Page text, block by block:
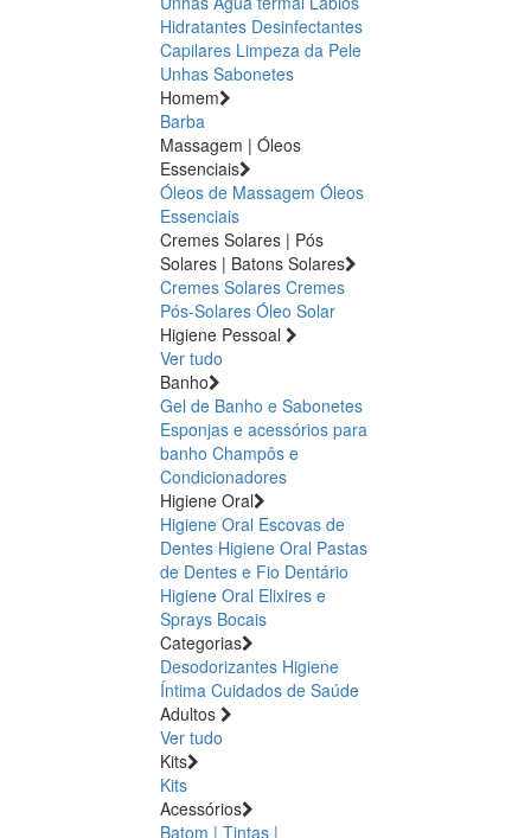
Hidratantes Desinfectantes
Capilares Limpeza da Pele
Unhas Sabonetes
Homem
Barba
Massagem | Óleos
Essenciais
Óleos de Massagem Óleos
Essenciais
Cremes Solares | Pós
Solares | Batons Solares
Cremes Solares Cremes
Pós-Solares Óleo Solar
Higiene Pessoal
Ver tudo
Banho
Gel de Banho e Sabonetes
Esponjas e acessórios para
banho Champôs e
Condicionadores
Higiene Oral
Higiene Oral Escovas de
Dentes Higiene Oral Pastas
de Dentes e Fio Dentário
Higiene Oral Elixires e
Sprays Bocais
Categorias
Desodorizantes Higiene
Íntima Cuidados de Saúde
Adultos
Ver tudo
Kits
Kits
Acessórios
Batom | Tintas |